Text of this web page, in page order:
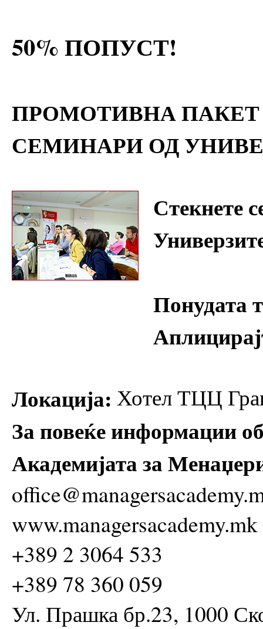
50% ПОПУСТ!
ПРОМОТИВНА
СЕМИНАРИ ОД
Стекнете
Понудата
Локација: Хотел ТЦЦ
За повеќе информации
Академијата за
www.managersacademy.mk
+389 2 3064 533
+389 78 360 059
Ул. Прашка бр.23, 1000